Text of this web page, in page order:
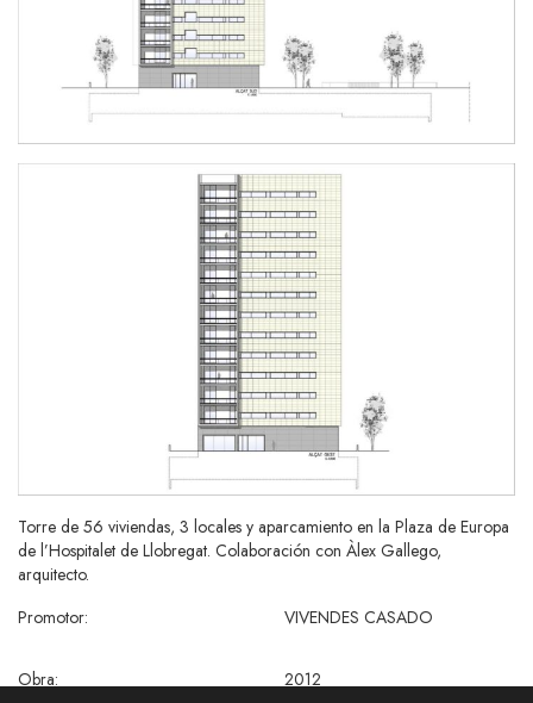
Torre de 56 viviendas, 3 locales y aparcamiento en la Plaza de Europa
de l’Hospitalet de Llobregat. Colaboración con Àlex Gallego,
arquitecto.
Promotor:
VIVENDES CASADO
Obra: 2012